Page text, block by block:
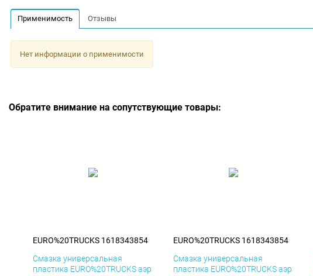
Применимость Отзывы
Нет информации о применимости
Обратите внимание на сопутствующие товары:
EURO%20TRUCKS 1618343854
Смазка универсальная
пластика EURO%20TRUCKS аэр
EURO%20TRUCKS 1618343854
Смазка универсальная
пластика EURO%20TRUCKS аэр